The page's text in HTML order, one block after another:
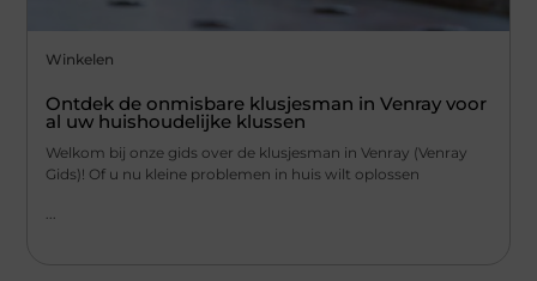
Winkelen
Ontdek de onmisbare klusjesman in Venray voor
al uw huishoudelijke klussen
Welkom bij onze gids over de klusjesman in Venray (Venray
Gids)! Of u nu kleine problemen in huis wilt oplossen